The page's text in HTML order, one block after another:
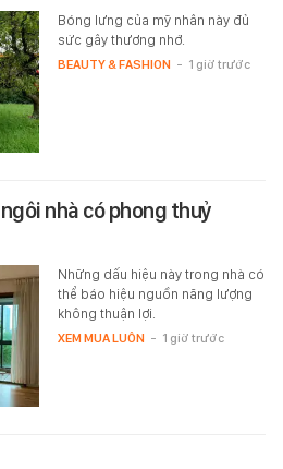
Bóng lưng của mỹ nhân này đủ
sức gây thương nhớ.
BEAUTY & FASHION - 1 giờ trước
nhà có phong thuỷ
Những dấu hiệu này trong nhà có
thể báo hiệu nguồn năng lượng
không thuận lợi.
XEM MUA LUÔN - 1 giờ trước